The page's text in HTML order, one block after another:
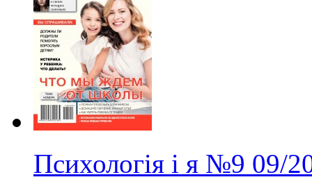
Психологія і я №9 09/